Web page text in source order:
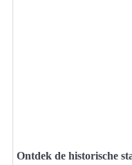
Ontdek de historische